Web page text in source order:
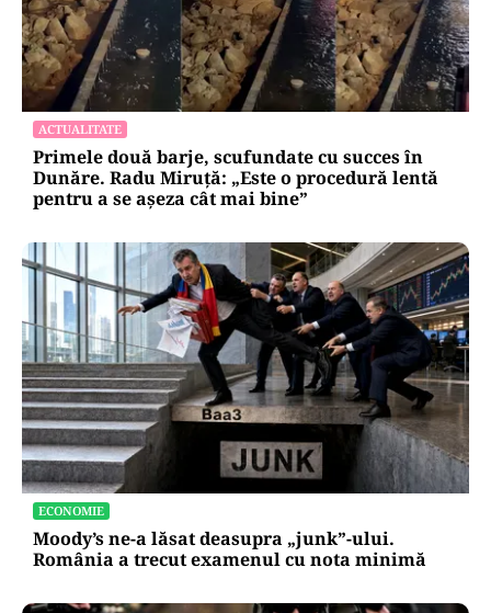
ACTUALITATE
Primele două barje, scufundate cu succes în
Dunăre. Radu Miruță: „Este o procedură lentă
pentru a se așeza cât mai bine”
ECONOMIE
Moody’s ne-a lăsat deasupra „junk”-ului.
România a trecut examenul cu nota minimă